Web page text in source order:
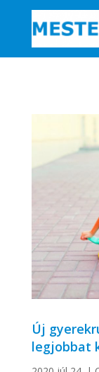
Új
legjobbat